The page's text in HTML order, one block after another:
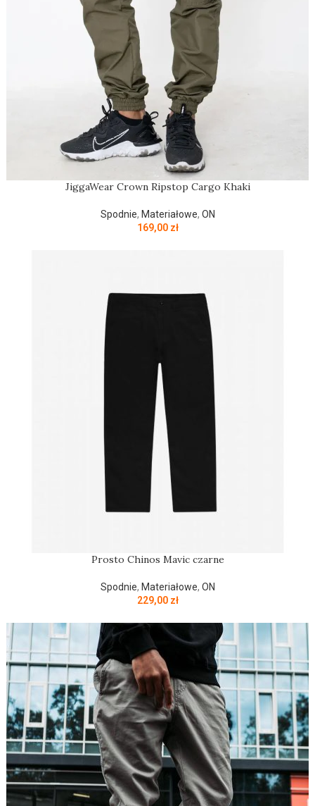
JiggaWear Crown Ripstop Cargo Khaki
Spodnie, Materiałowe, ON
169,00 zł
Prosto Chinos Mavic czarne
Spodnie, Materiałowe, ON
229,00 zł